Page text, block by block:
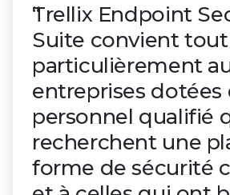
Trellix Endpoint
Suite convient tout
particulièrement
entreprises dotées
personnel qualifié
recherchent une
forme de sécurité